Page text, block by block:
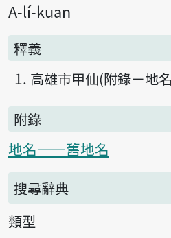
A-lí-kuan
釋義
高雄市甲仙(附錄－地
附錄
地名——舊地名
搜尋辭典
類型